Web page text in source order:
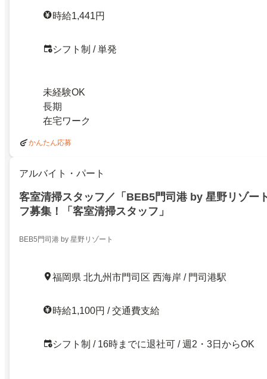
時給1,441円
シフト制 / 単発
未経験OK
長期
在宅ワーク
かんたん応募
アルバイト・パート
客室清掃スタッフ／「BEB5門司港 by 星野リゾー
フ募集！「客室清掃スタッフ」
BEB5門司港 by 星野リゾート
福岡県 北九州市門司区 西海岸 / 門司港駅
時給1,100円 / 交通費支給
シフト制 / 16時までに退社可 / 週2・3日からOK